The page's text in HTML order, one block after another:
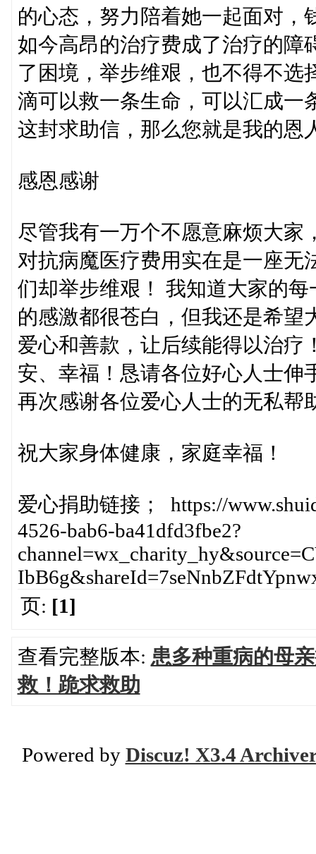
的心态，努力陪着她一起面对，
如今高昂的治疗费成了治疗的障
了困境，举步维艰，也不得不选
滴可以救一条生命，可以汇成一
这封求助信，那么您就是我的恩
感恩感谢
尽管我有一万个不愿意麻烦大家
对抗病魔医疗费用实在是一座无
们却举步维艰！ 我知道大家的
的感激都很苍白，但我还是希望
爱心和善款，让后续能得以治疗
安、幸福！恳请各位好心人士伸
再次感谢各位爱心人士的无私帮
祝大家身体健康，家庭幸福！
爱心捐助链接； https://
4526-bab6-ba41dfd3fbe2?
页: [1]
查看完整版本: 患多种重病的母
救！跪求救助
Powered by Discuz! X3.4